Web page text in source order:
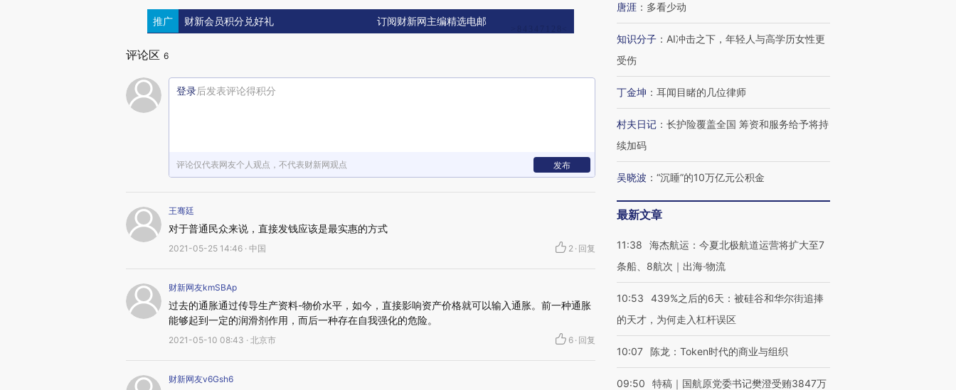
推广 财新会员积分兑好礼 订阅财新网主编精选电邮
评论区 6
登录后发表评论得积分
评论仅代表网友个人观点，不代表财新网观点 发布
王骞廷
对于普通民众来说，直接发钱应该是最实惠的方式
2021-05-25 14:46 · 中国 2 · 回复
财新网友kmSBAp
过去的通胀通过传导生产资料-物价水平，如今，直接影响资产价格就可以输入通胀。前一种通胀
能够起到一定的润滑剂作用，而后一种存在自我强化的危险。
2021-05-10 08:43 · 北京市 6 · 回复
财新网友v6Gsh6
唐涯 ： 多看少动
知识分子 ： AI冲击之下，年轻人与高学历女性更
受伤
丁金坤 ： 耳闻目睹的几位律师
村夫日记 ： 长护险覆盖全国 筹资和服务给予将持
续加码
吴晓波 ： “沉睡”的10万亿元公积金
最新文章
11:38
海杰航运：今夏北极航道运营将扩大至7
条船、8航次｜出海·物流
10:53
439%之后的6天：被硅谷和华尔街追捧
的天才，为何走入杠杆误区
10:07 陈龙：Token时代的商业与组织
09:50
特稿｜国航原党委书记樊澄受贿3847万